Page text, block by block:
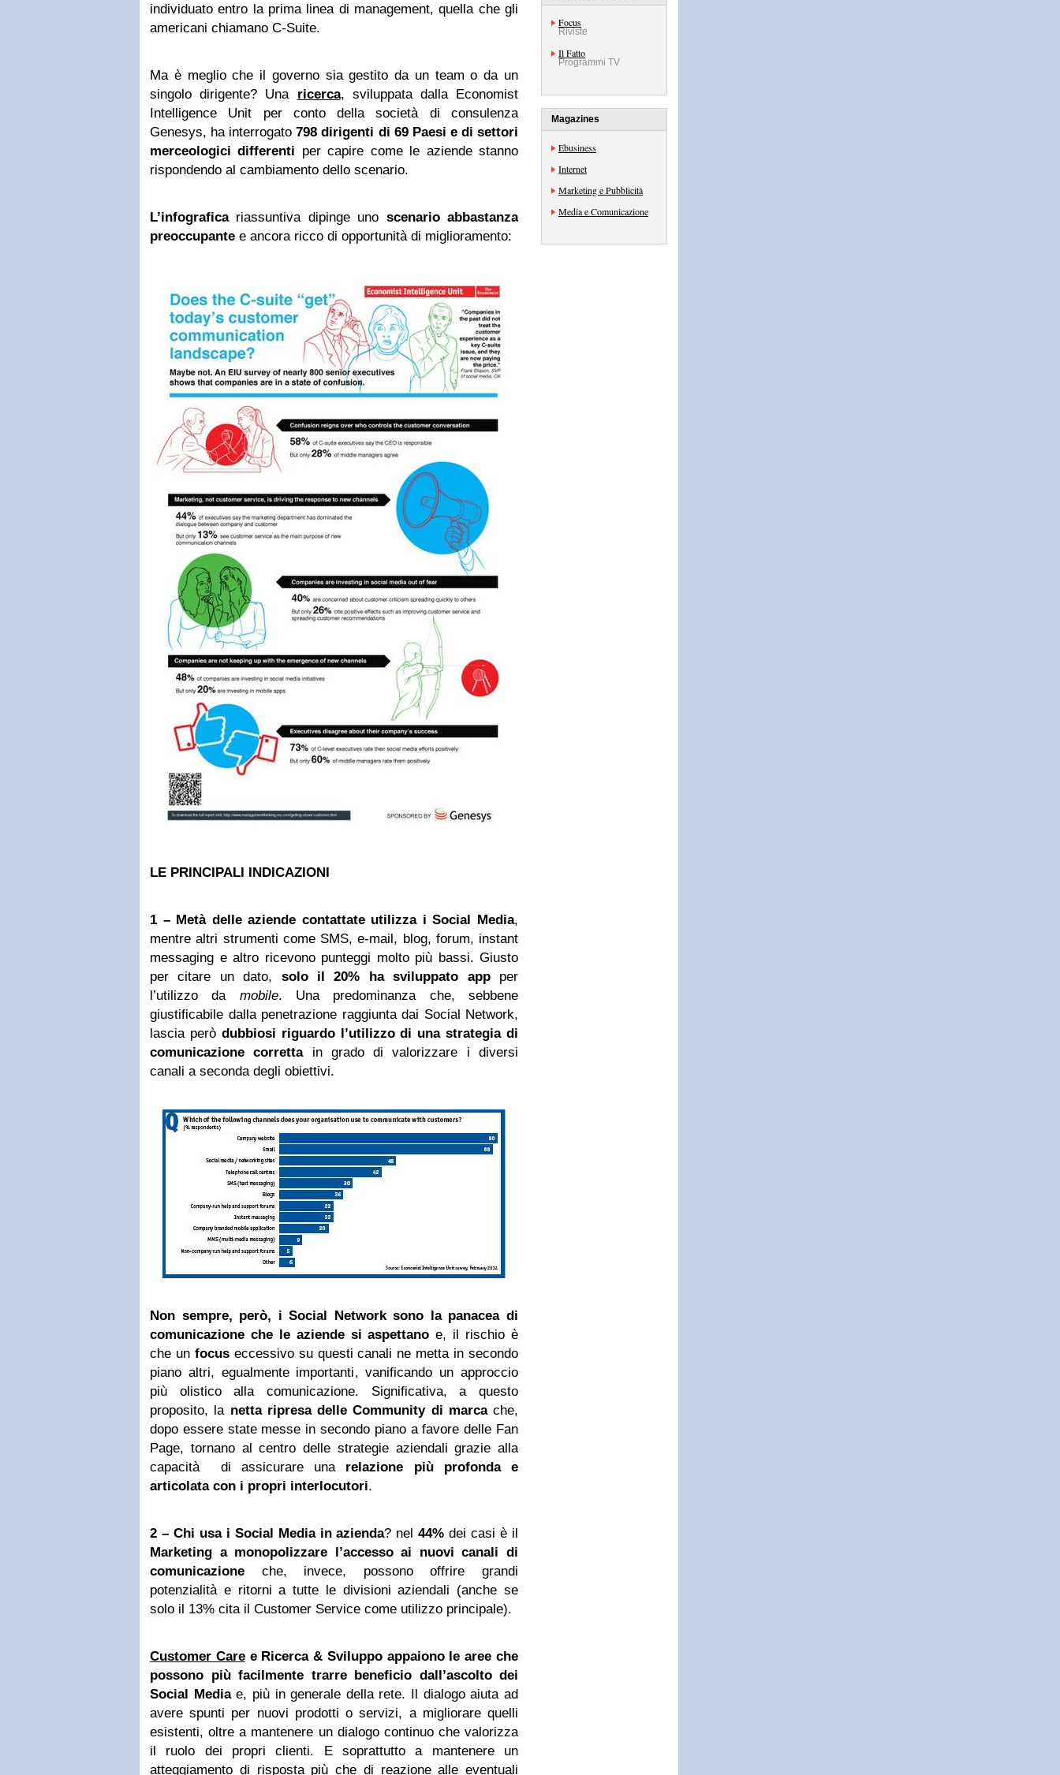
individuato entro la prima linea di management, quella che gli
americani chiamano C-Suite.
Ma è meglio che il governo sia gestito da un team o da un
singolo dirigente? Una ricerca, sviluppata dalla Economist
Intelligence Unit per conto della società di consulenza
Genesys, ha interrogato798 dirigenti di 69 Paesi e di settori
merceologici differenti per capire come le aziende stanno
rispondendo al cambiamento dello scenario.
L’infograficariassuntiva dipinge uno scenario abbastanza
preoccupante e ancora ricco di opportunità di miglioramento:
LE PRINCIPALI INDICAZIONI
1 – Metà delle aziende contattate utilizza i Social Media,
mentre altri strumenti come SMS, e-mail, blog, forum, instant
messaging e altro ricevono punteggi molto più bassi. Giusto
per citare un dato, solo il 20% ha sviluppato appper
l’utilizzo da mobile. Una predominanza che, sebbene
giustificabile dalla penetrazione raggiunta dai Social Network,
lascia però dubbiosi riguardo l’utilizzo di una strategia di
comunicazione correttain grado di valorizzare i diversi
canali a seconda degli obiettivi.
Non sempre, però, i Social Network sono la panacea di
comunicazione che le aziende si aspettano e, il rischio è
che un focuseccessivo su questi canali ne metta in secondo
piano altri, egualmente importanti, vanificando un approccio
più olistico alla comunicazione. Significativa, a questo
proposito, la netta ripresa delle Community di marca che,
dopo essere state messe in secondo piano a favore delle Fan
Page, tornano al centro delle strategie aziendali grazie alla
capacità di assicurare una relazione più profonda e
articolata con i propri interlocutori.
2 – Chi usa i Social Media in azienda? nel44% dei casi è il
Marketing a monopolizzare l’accesso ai nuovi canali di
comunicazione che, invece, possono offrire grandi
potenzialità e ritorni a tutte le divisioni aziendali (anche se
solo il 13% cita il Customer Service come utilizzo principale).
Customer Caree Ricerca & Sviluppo appaiono le aree che
possono più facilmente trarre beneficio dall’ascolto dei
Social Mediae, più in generale della rete. Il dialogo aiuta ad
avere spunti per nuovi prodotti o servizi, a migliorare quelli
esistenti, oltre a mantenere un dialogo continuo che valorizza
il ruolo dei propri clienti. E soprattutto a mantenere un
atteggiamento di risposta più che di reazione alle eventuali
Focus
Riviste
Il Fatto
Programmi TV
Magazines
Ebusiness
Internet
Marketing e Pubblicità
Media e Comunicazione